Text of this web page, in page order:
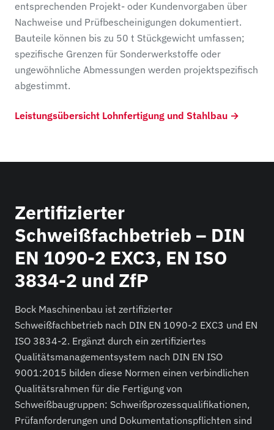
entsprechenden Projekt- oder Kundenvorgaben über
Nachweise und Prüfbescheinigungen dokumentiert.
Bauteile können bis zu 50 t Stückgewicht umfassen;
spezifische Grenzen für Sonderwerkstoffe oder
ungewöhnliche Abmessungen werden projektspezifisch
abgestimmt.
Leistungsübersicht Lohnfertigung und Stahlbau →
Zertifizierter
Schweißfachbetrieb – DIN
EN 1090-2 EXC3, EN ISO
3834-2 und ZfP
Bock Maschinenbau ist zertifizierter
Schweißfachbetrieb nach DIN EN 1090-2 EXC3 und EN
ISO 3834-2. Ergänzt durch ein zertifiziertes
Qualitätsmanagementsystem nach DIN EN ISO
9001:2015 bilden diese Normen einen verbindlichen
Qualitätsrahmen für die Fertigung von
Schweißbaugruppen: Schweißprozessqualifikationen,
Prüfanforderungen und Dokumentationspflichten sind